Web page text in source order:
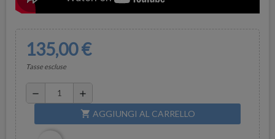
135,00 €
Tasse escluse
remove add
shopping_cart AGGIUNGI AL CARRELLO